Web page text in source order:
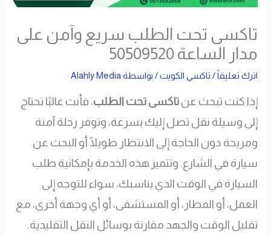
تاكسى تحت الطلب سريع وآمن على
مدار الساعة 50509520
اترك تعليقاً / تاكسي الكويت/ بواسطة Alahly Media
إذا كنت تبحث عنتاكسى تحت الطلب، فأنت غالبًا تحتاج
إلى وسيلة نقل تصل إليك بسرعة، وتوفر رحلة آمنة
ومريحة دون الحاجة إلى الانتظار طويلًا أو البحث عن
سيارة في الشارع. وتتميز هذه الخدمة بإمكانية طلب
السيارة في الوقت الذي يناسبك، سواء للتوجه إلى
العمل، أو المطار، أو المستشفى، أو أي وجهة أخرى، مع
تقليل الوقت والجهد مقارنة بوسائل النقل التقليدية.